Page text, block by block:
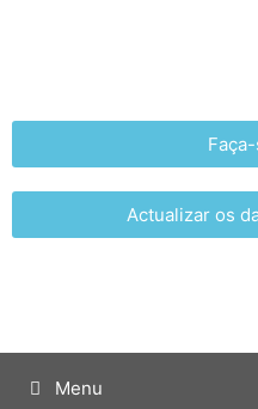
Actualizar os
Menu